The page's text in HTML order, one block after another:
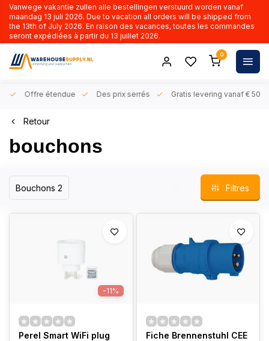
Vanwege vakantie zullen alle bestellingen verstuurd worden vanaf
maandag 13 juli 2026. Due to vacation all orders will be shipped from
the 13th of July 2026. En raison des vacances, toutes les commandes
seront expédiées à partir du 13 juillet 2026.
0
Offre étendue Des prix serrés Gratis levering vanaf € 50,-
Retour
bouchons
Bouchons 2 Filtres
-11%
Perel Smart WiFi plug
Fiche Brennenstuhl CEE